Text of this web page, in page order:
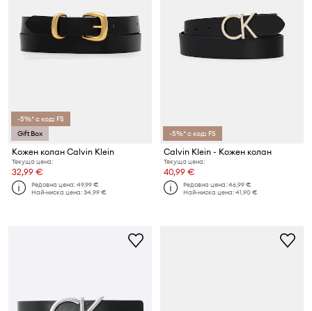
-5%* с код: FS
Gift Box
Кожен колан Calvin Klein
Текуща цена:
32,99 €
Редовна цена:49,99 €
Най-ниска цена:34,99 €
-5%* с код: FS
Calvin Klein - Кожен колан
Текуща цена:
40,99 €
Редовна цена:46,99 €
Най-ниска цена:41,90 €